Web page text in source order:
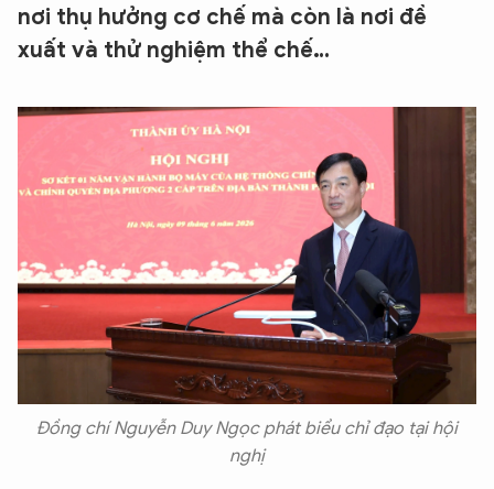
nơi thụ hưởng cơ chế mà còn là nơi đề
xuất và thử nghiệm thể chế…
Đồng chí Nguyễn Duy Ngọc phát biểu chỉ đạo tại hội
nghị